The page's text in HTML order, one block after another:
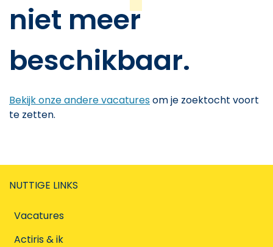
niet meer
beschikbaar.
Bekijk onze andere vacaturesom je zoektocht voort
te zetten.
NUTTIGE LINKS
Vacatures
Actiris & ik